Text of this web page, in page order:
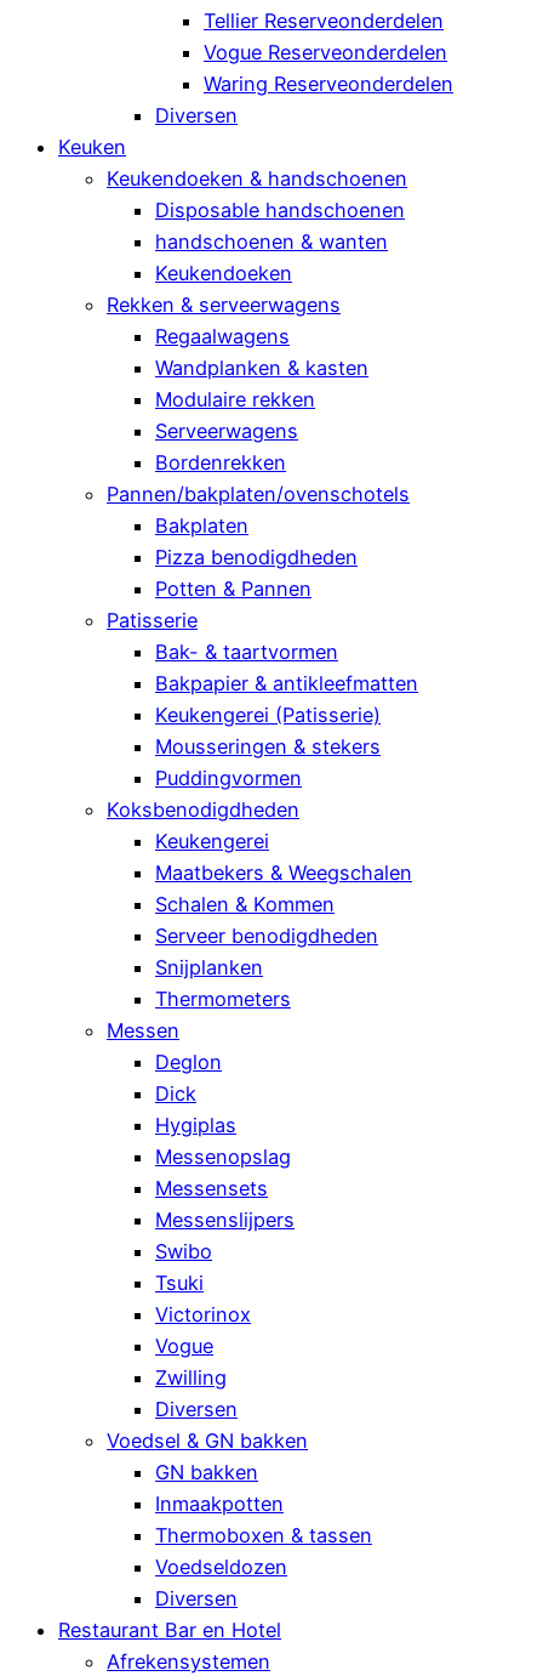
Tellier Reserveonderdelen
Vogue Reserveonderdelen
Waring Reserveonderdelen
Diversen
Keuken
Keukendoeken & handschoenen
Disposable handschoenen
handschoenen & wanten
Keukendoeken
Rekken & serveerwagens
Regaalwagens
Wandplanken & kasten
Modulaire rekken
Serveerwagens
Bordenrekken
Pannen/bakplaten/ovenschotels
Bakplaten
Pizza benodigdheden
Potten & Pannen
Patisserie
Bak- & taartvormen
Bakpapier & antikleefmatten
Keukengerei (Patisserie)
Mousseringen & stekers
Puddingvormen
Koksbenodigdheden
Keukengerei
Maatbekers & Weegschalen
Schalen & Kommen
Serveer benodigdheden
Snijplanken
Thermometers
Messen
Deglon
Dick
Hygiplas
Messenopslag
Messensets
Messenslijpers
Swibo
Tsuki
Victorinox
Vogue
Zwilling
Diversen
Voedsel & GN bakken
GN bakken
Inmaakpotten
Thermoboxen & tassen
Voedseldozen
Diversen
Restaurant Bar en Hotel
Afrekensystemen